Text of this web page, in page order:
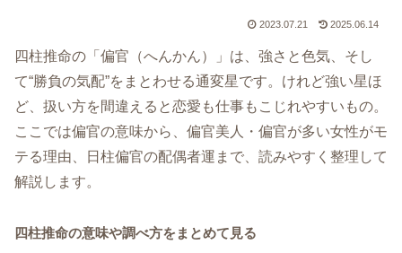
2023.07.21 2025.06.14
四柱推命の「偏官（へんかん）」は、強さと色気、そし
て“勝負の気配”をまとわせる通変星です。けれど強い星ほ
ど、扱い方を間違えると恋愛も仕事もこじれやすいもの。
ここでは偏官の意味から、偏官美人・偏官が多い女性がモ
テる理由、日柱偏官の配偶者運まで、読みやすく整理して
解説します。
四柱推命の意味や調べ方をまとめて見る